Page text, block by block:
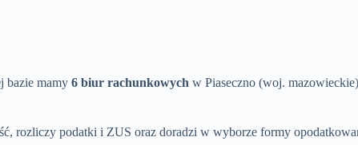
bazie mamy 6 biur rachunkowych w Piaseczno (woj.
rozliczy podatki i ZUS oraz doradzi w wyborze formy